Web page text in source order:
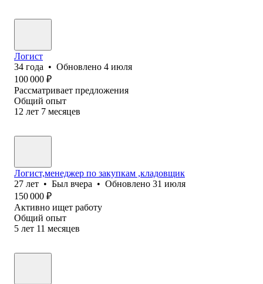
Логист
34 года • Обновлено 4 июля
100 000 ₽
Рассматривает предложения
Общий опыт
12 лет 7 месяцев
Логист,менеджер по закупкам ,кладовщик
27 лет • Был вчера • Обновлено 31 июля
150 000 ₽
Активно ищет работу
Общий опыт
5 лет 11 месяцев